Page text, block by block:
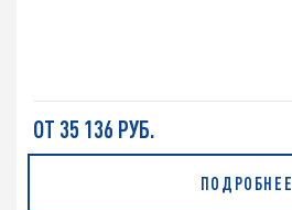
ОТ 35 136 РУБ.
ПОДРОБНЕЕ